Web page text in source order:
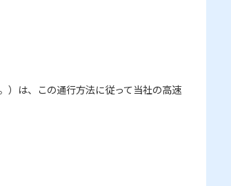
）は、この通行方法に従って当社の高速